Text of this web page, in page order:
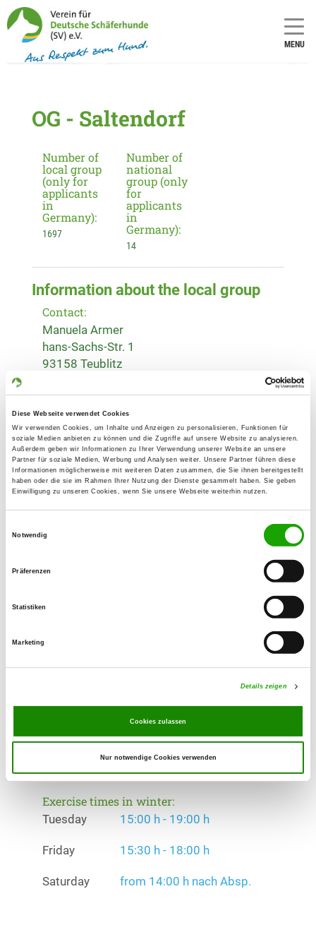
Diese Webseite verwendet Cookies
Wir verwenden Cookies, um Inhalte und Anzeigen zu personalisieren, Funktionen für
soziale Medien anbieten zu können und die Zugriffe auf unsere Website zu analysieren.
Außerdem geben wir Informationen zu Ihrer Verwendung unserer Website an unsere
Partner für soziale Medien, Werbung und Analysen weiter. Unsere Partner führen diese
Informationen möglicherweise mit weiteren Daten zusammen, die Sie ihnen bereitgestellt
haben oder die sie im Rahmen Ihrer Nutzung der Dienste gesammelt haben. Sie geben
Einwilligung zu unseren Cookies, wenn Sie unsere Webseite weiterhin nutzen.
Notwendig
Präferenzen
Statistiken
Marketing
Details zeigen
Cookies zulassen
Nur notwendige Cookies verwenden
MENU
OG - Saltendorf
Number of
local group
(only for
applicants
in
Germany):
1697
Number of
national
group (only
for
applicants
in
Germany):
14
Information about the local group
Contact:
Manuela Armer
hans-Sachs-Str. 1
93158 Teublitz
93158 Teublitz-Saltendorf
Handy:
0163 6304990
E-Mail:
armermanuela@gmail.com
Homepage:
naab.de
Offer:
Erziehungskurse, Faehrte, Unterordnung,
Tuesday 15:00 h - 19:00 h
Friday 15:30 h - 18:00 h
Saturday from 14:00 h nach Absp.
Exercise times in winter:
Tuesday 15:00 h - 19:00 h
Friday 15:30 h - 18:00 h
Saturday from 14:00 h nach Absp.